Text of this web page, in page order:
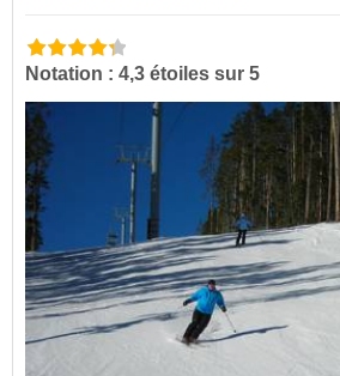
Notation : 4,3 étoiles sur 5